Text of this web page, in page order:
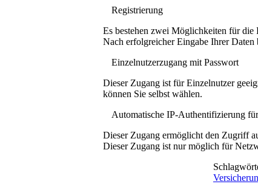
Registrierung
Es bestehen zwei Möglichkeiten für
Nach erfolgreicher Eingabe Ihrer
Einzelnutzerzugang mit Passwort
Dieser Zugang ist für Einzelnutzer
können Sie selbst wählen.
Automatische IP-Authentifizierung
Dieser Zugang ermöglicht den Zugriff
Dieser Zugang ist nur möglich für